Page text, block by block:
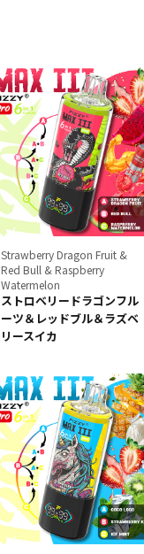
Strawberry Dragon Fruit &
Red Bull & Raspberry
Watermelon
ストロベリードラゴンフル
ーツ＆レッドブル＆ラズベ
リースイカ